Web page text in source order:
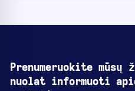
Prenumeruokite
nuolat informuoti